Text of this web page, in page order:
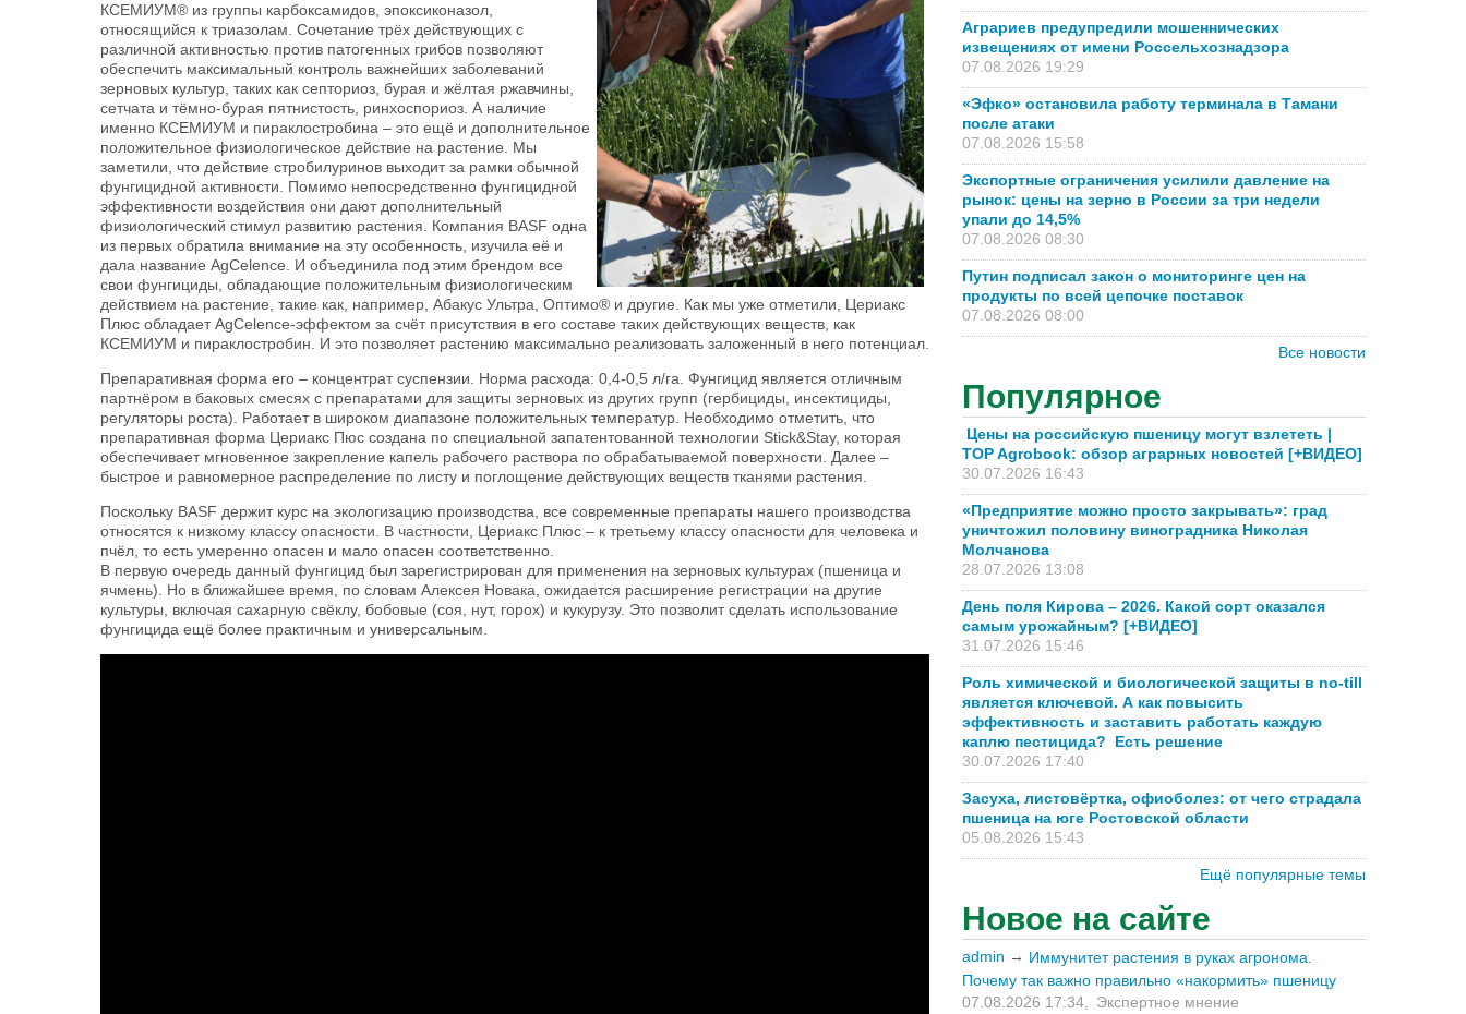
КСЕМИУМ® из группы карбоксамидов, эпоксиконазол,
относящийся к триазолам. Сочетание трёх действующих с
различной активностью против патогенных грибов позволяют
обеспечить максимальный контроль важнейших заболеваний
зерновых культур, таких как септориоз, бурая и жёлтая ржавчины,
сетчата и тёмно-бурая пятнистость, ринхоспориоз. А наличие
именно КСЕМИУМ и пираклостробина – это ещё и дополнительное
положительное физиологическое действие на растение. Мы
заметили, что действие стробилуринов выходит за рамки обычной
фунгицидной активности. Помимо непосредственно фунгицидной
эффективности воздействия они дают дополнительный
физиологический стимул развитию растения. Компания BASF одна
из первых обратила внимание на эту особенность, изучила её и
дала название AgCelence. И объединила под этим брендом все
свои фунгициды, обладающие положительным физиологическим
действием на растение, такие как, например, Абакус Ультра, Оптимо® и другие. Как мы уже отметили, Цериакс
Плюс обладает AgCelence-эффектом за счёт присутствия в его составе таких действующих веществ, как
КСЕМИУМ и пираклостробин. И это позволяет растению максимально реализовать заложенный в него потенциал.
Препаративная форма его – концентрат суспензии. Норма расхода: 0,4-0,5 л/га. Фунгицид является отличным
партнёром в баковых смесях с препаратами для защиты зерновых из других групп (гербициды, инсектициды,
регуляторы роста). Работает в широком диапазоне положительных температур. Необходимо отметить, что
препаративная форма Цериакс Пюс создана по специальной запатентованной технологии Stick&Stay, которая
обеспечивает мгновенное закрепление капель рабочего раствора по обрабатываемой поверхности. Далее –
быстрое и равномерное распределение по листу и поглощение действующих веществ тканями растения.
Поскольку BASF держит курс на экологизацию производства, все современные препараты нашего производства
относятся к низкому классу опасности. В частности, Цериакс Плюс – к третьему классу опасности для человека и
пчёл, то есть умеренно опасен и мало опасен соответственно.
В первую очередь данный фунгицид был зарегистрирован для применения на зерновых культурах (пшеница и
ячмень). Но в ближайшее время, по словам Алексея Новака, ожидается расширение регистрации на другие
культуры, включая сахарную свёклу, бобовые (соя, нут, горох) и кукурузу. Это позволит сделать использование
фунгицида ещё более практичным и универсальным.
Аграриев предупредили мошеннических
извещениях от имени Россельхознадзора
07.08.2026 19:29
«Эфко» остановила работу терминала в Тамани
после атаки
07.08.2026 15:58
Экспортные ограничения усилили давление на
рынок: цены на зерно в России за три недели
упали до 14,5%
07.08.2026 08:30
Путин подписал закон о мониторинге цен на
продукты по всей цепочке поставок
07.08.2026 08:00
Все новости
Популярное
Цены на российскую пшеницу могут взлететь |
TOP Agrobook: обзор аграрных новостей [+ВИДЕО]
30.07.2026 16:43
«Предприятие можно просто закрывать»: град
уничтожил половину виноградника Николая
Молчанова
28.07.2026 13:08
День поля Кирова – 2026. Какой сорт оказался
самым урожайным? [+ВИДЕО]
31.07.2026 15:46
Роль химической и биологической защиты в no-till
является ключевой. А как повысить
эффективность и заставить работать каждую
каплю пестицида? Есть решение
30.07.2026 17:40
Засуха, листовёртка, офиоболез: от чего страдала
пшеница на юге Ростовской области
05.08.2026 15:43
Ещё популярные темы
Новое на сайте
admin → Иммунитет растения в руках агронома.
Почему так важно правильно «накормить» пшеницу
07.08.2026 17:34,
Экспертное мнение